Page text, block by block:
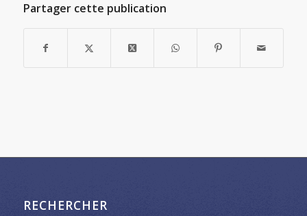
Partager cette publication
RECHERCHER